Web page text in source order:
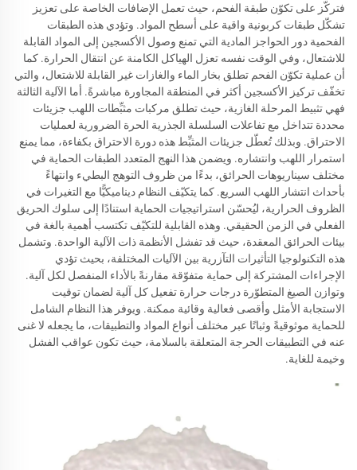
فتركّز على تكوّن طبقة الفحم، حيث تعمل الإضافات الخاصة على تعزيز
تشكّل طبقات كربونية واقية على أسطح المواد. وتؤدي هذه الطبقات
الفحمية دور الحواجز المادية التي تمنع وصول الأكسجين إلى المواد القابلة
للاشتعال، وفي الوقت نفسه تعزل الهياكل الكامنة عن انتقال الحرارة. كما
أن عملية تكوّن الفحم تطلق بخار الماء والغازات غير القابلة للاشتعال، والتي
تخفّف تركيز الأكسجين أكثر في المنطقة المجاورة مباشرةً. أما الآلية الثالثة
فهي تثبيط المرحلة الغازية، حيث تطلق مركبات مثبِّطات اللهب جزيئات
محددة تتداخل مع تفاعلات السلسلة الجذرية الحرة الضرورية لعمليات
الاحتراق. وبذلك تُعطّل جزيئات المثبِّط هذه دورة الاحتراق بكفاءة، مما يمنع
استمرار اللهب وانتشاره. ويضمن هذا النهج المتعدد الطبقات الحماية في
مختلف سيناريوهات الحرائق، بدءًا من ظروف التوهج البطيء وانتهاءً
بأحداث انتشار اللهب السريع. كما يتكيّف النظام ديناميكيًّا مع التغيرات في
الظروف الحرارية، ليُحسّن استراتيجيات الحماية استنادًا إلى سلوك الحريق
الفعلي في الزمن الحقيقي. وهذه القابلية للتكيّف تكتسب أهمية بالغة في
بيئات الحرائق المعقدة، حيث قد تفشل الأنظمة ذات الآلية الواحدة. وتشمل
هذه التكنولوجيا التأثيرات التآزرية بين الآليات المختلفة، بحيث تؤدي
الإجراءات المشتركة إلى حماية متفوّقة مقارنةً بالأداء المنفصل لكل آلية.
وتوازن الصيغ المتطوّرة درجات حرارة تفعيل كل آلية لضمان توقيت
الاستجابة الأمثل وأقصى فعالية وقائية ممكنة. ويوفر هذا النظام الشامل
للحماية موثوقيةً وثباتًا عبر مختلف أنواع المواد والتطبيقات، ما يجعله لا غنى
عنه في التطبيقات الحرجة المتعلقة بالسلامة، حيث تكون عواقب الفشل
وخيمة للغاية.